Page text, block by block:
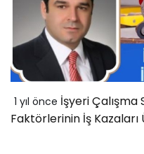
1 yıl önce İşyeri Çalışma
Faktörlerinin İş Kazaları